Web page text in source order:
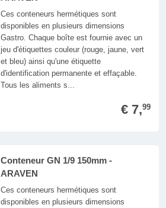
Ces conteneurs hermétiques sont
disponibles en plusieurs dimensions
Gastro. Chaque boîte est fournie avec un
jeu d'étiquettes couleur (rouge, jaune, vert
et bleu) ainsi qu'une étiquette
d'identification permanente et effaçable.
Tous les aliments s...
€ 7,99
Conteneur GN 1/9 150mm -
ARAVEN
Ces conteneurs hermétiques sont
disponibles en plusieurs dimensions